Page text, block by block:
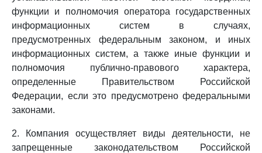
функции и полномочия оператора государственных
информационных систем в случаях,
предусмотренных федеральным законом, и иных
информационных систем, а также иные функции и
полномочия публично-правового характера,
определенные Правительством Российской
Федерации, если это предусмотрено федеральными
законами.
2. Компания осуществляет виды деятельности, не
запрещенные законодательством Российской